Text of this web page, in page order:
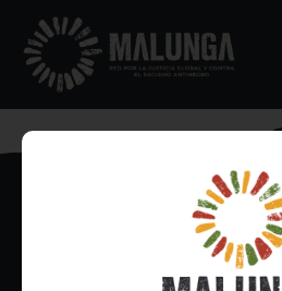
Inscríbete al boletín